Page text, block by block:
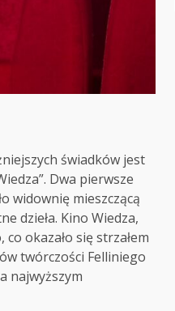
świadków jest
Dwa pierwsze
widownię mieszczącą
dzieła. Kino Wiedza,
okazało się strzałem
twórczości Felliniego
najwyższym